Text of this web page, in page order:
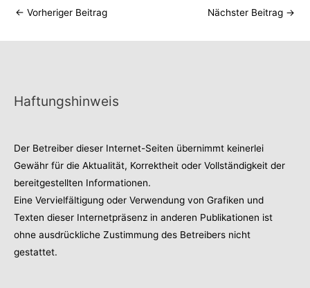
← Vorheriger Beitrag Nächster Beitrag →
Haftungshinweis
Der Betreiber dieser Internet-Seiten übernimmt keinerlei
Gewähr für die Aktualität, Korrektheit oder Vollständigkeit der
bereitgestellten Informationen.
Eine Vervielfältigung oder Verwendung von Grafiken und
Texten dieser Internetpräsenz in anderen Publikationen ist
ohne ausdrückliche Zustimmung des Betreibers nicht
gestattet.